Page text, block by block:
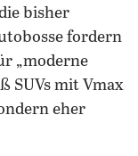
bisher
fordern
„moderne
SUVs mit Vmax
eher